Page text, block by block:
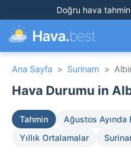
Doğru hava
Hava.best
Ana Sayfa > Surinam >
Hava Durumu in
Tahmin Ağustos Ayında
Yıllık Ortalamalar